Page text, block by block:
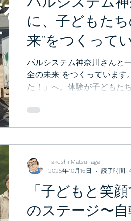
に、子どもた
来”をつくって
パルシステム神奈川さんと
全の未来”をつくっています
た！」へ。体験が子どもた
す。ぜひお読みください。
「子どもと笑
のステージ〜
Takeshi Matsunaga
2025年10月16日
読了時間: